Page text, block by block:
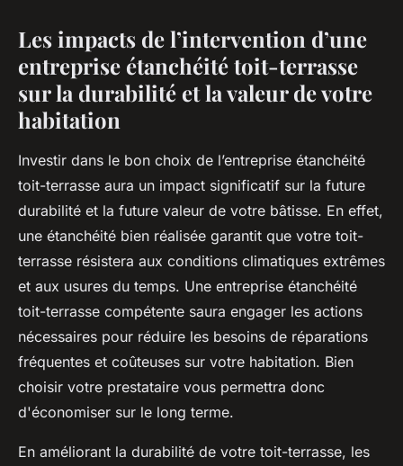
Les impacts de l’intervention d’une
entreprise étanchéité toit-terrasse
sur la durabilité et la valeur de votre
habitation
Investir dans le bon choix de l’entreprise étanchéité
toit-terrasse aura un impact significatif sur la future
durabilité et la future valeur de votre bâtisse. En effet,
une étanchéité bien réalisée garantit que votre toit-
terrasse résistera aux conditions climatiques extrêmes
et aux usures du temps. Une entreprise étanchéité
toit-terrasse compétente saura engager les actions
nécessaires pour réduire les besoins de réparations
fréquentes et coûteuses sur votre habitation. Bien
choisir votre prestataire vous permettra donc
d'économiser sur le long terme.
En améliorant la durabilité de votre toit-terrasse, les